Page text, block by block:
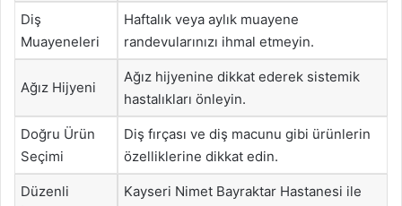
Diş
Muayeneleri
Haftalık veya aylık muayene
randevularınızı ihmal etmeyin.
Ağız Hijyeni
Ağız hijyenine dikkat ederek sistemik
hastalıkları önleyin.
Doğru Ürün
Seçimi
Diş fırçası ve diş macunu gibi ürünlerin
özelliklerine dikkat edin.
Düzenli
Kayseri Nimet Bayraktar Hastanesi ile